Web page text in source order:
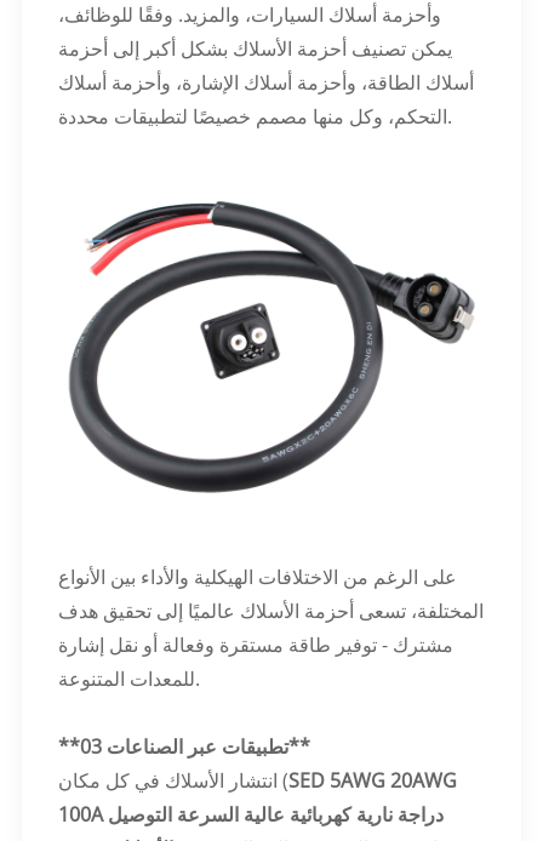
وأحزمة أسلاك السيارات، والمزيد. وفقًا للوظائف،
يمكن تصنيف أحزمة الأسلاك بشكل أكبر إلى أحزمة
أسلاك الطاقة، وأحزمة أسلاك الإشارة، وأحزمة أسلاك
التحكم، وكل منها مصمم خصيصًا لتطبيقات محددة.
على الرغم من الاختلافات الهيكلية والأداء بين الأنواع
المختلفة، تسعى أحزمة الأسلاك عالميًا إلى تحقيق هدف
مشترك - توفير طاقة مستقرة وفعالة أو نقل إشارة
للمعدات المتنوعة.
**03 تطبيقات عبر الصناعات**
انتشار الأسلاك في كل مكان (SED 5AWG 20AWG
100A دراجة نارية كهربائية عالية السرعة التوصيل